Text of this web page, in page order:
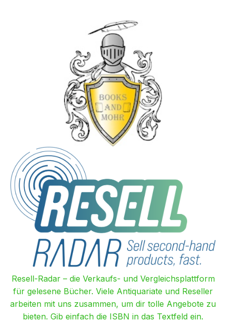
Resell-Radar – die Verkaufs- und Vergleichsplattform
für gelesene Bücher. Viele Antiquariate und Reseller
arbeiten mit uns zusammen, um dir tolle Angebote zu
bieten. Gib einfach die ISBN in das Textfeld ein.